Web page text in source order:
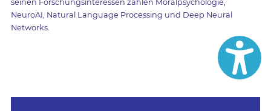
seinen Forschungsinteressen zählen Moralpsychologie,
NeuroAI, Natural Language Processing und Deep Neural
Networks.